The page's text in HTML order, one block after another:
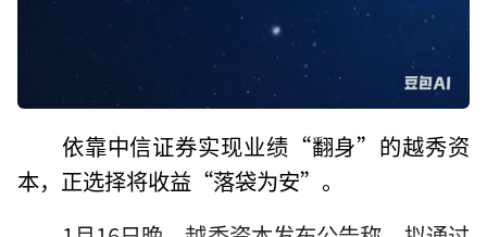
依靠中信证券实现业绩“翻身”的越秀资
本，正选择将收益“落袋为安”。